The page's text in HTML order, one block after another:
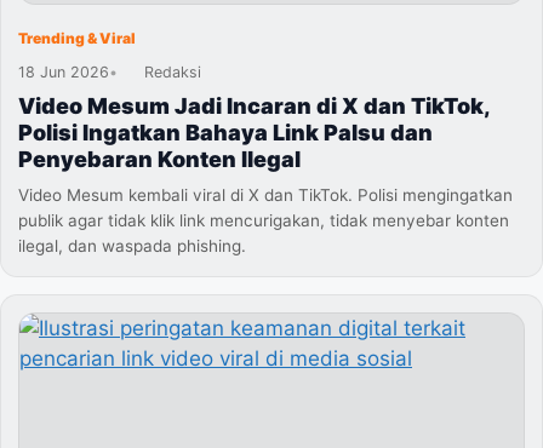
Trending & Viral
18 Jun 2026• Redaksi
Video Mesum Jadi Incaran di X dan TikTok,
Polisi Ingatkan Bahaya Link Palsu dan
Penyebaran Konten Ilegal
Video Mesum kembali viral di X dan TikTok. Polisi mengingatkan
publik agar tidak klik link mencurigakan, tidak menyebar konten
ilegal, dan waspada phishing.